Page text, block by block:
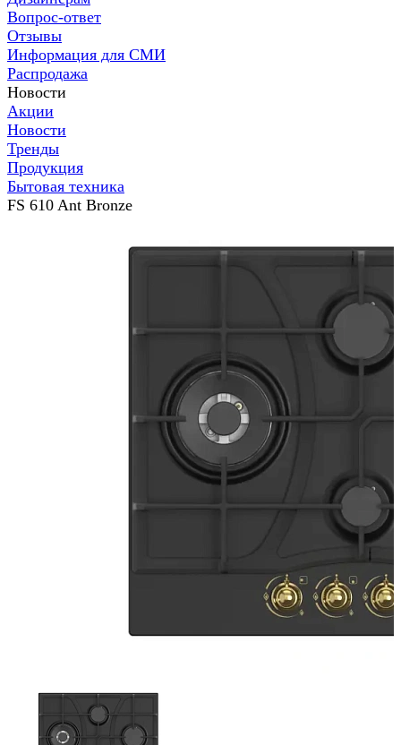
Вопрос-ответ
Отзывы
Информация для СМИ
Распродажа
Новости
Акции
Новости
Тренды
Продукция
Бытовая техника
FS 610 Ant Bronze